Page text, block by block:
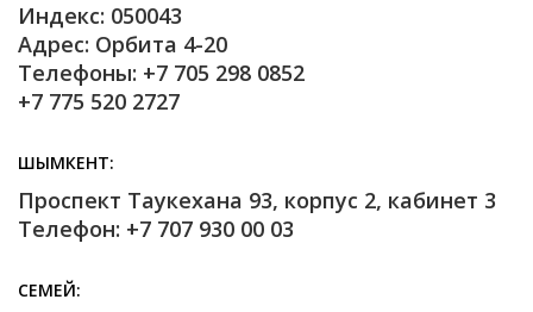
Индекс: 050043
Адрес: Орбита 4-20
Телефоны: +7 705 298 0852
+7 775 520 2727
ШЫМКЕНТ
Проспект Таукехана 93, корпус 2, кабинет 3
Телефон: +7 707 930 00 03
СЕМЕЙ